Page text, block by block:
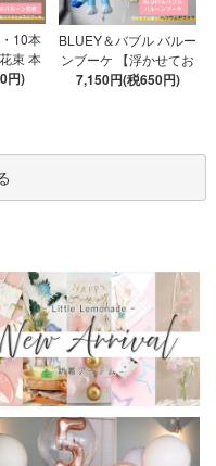
10本
束 本
ませ
円)
BLUEY＆バブル バルー
ンブーケ 【浮かせてお
届け】 ヘリウムガス入
7,150円(税650円)